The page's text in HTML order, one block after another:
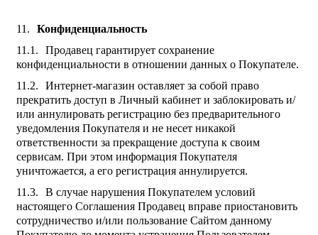
Конфиденциальность
Продавец гарантирует сохранение
конфиденциальности в отношении данных о Покупателе.
Интернет-магазин оставляет за собой право
прекратить доступ в Личный кабинет и заблокировать и/
или аннулировать регистрацию без предварительного
уведомления Покупателя и не несет никакой
ответственности за прекращение доступа к своим
сервисам. При этом информация Покупателя
уничтожается, а его регистрация аннулируется.
В случае нарушения Покупателем условий
настоящего Соглашения Продавец вправе приостановить
сотрудничество и/или пользование Сайтом данному